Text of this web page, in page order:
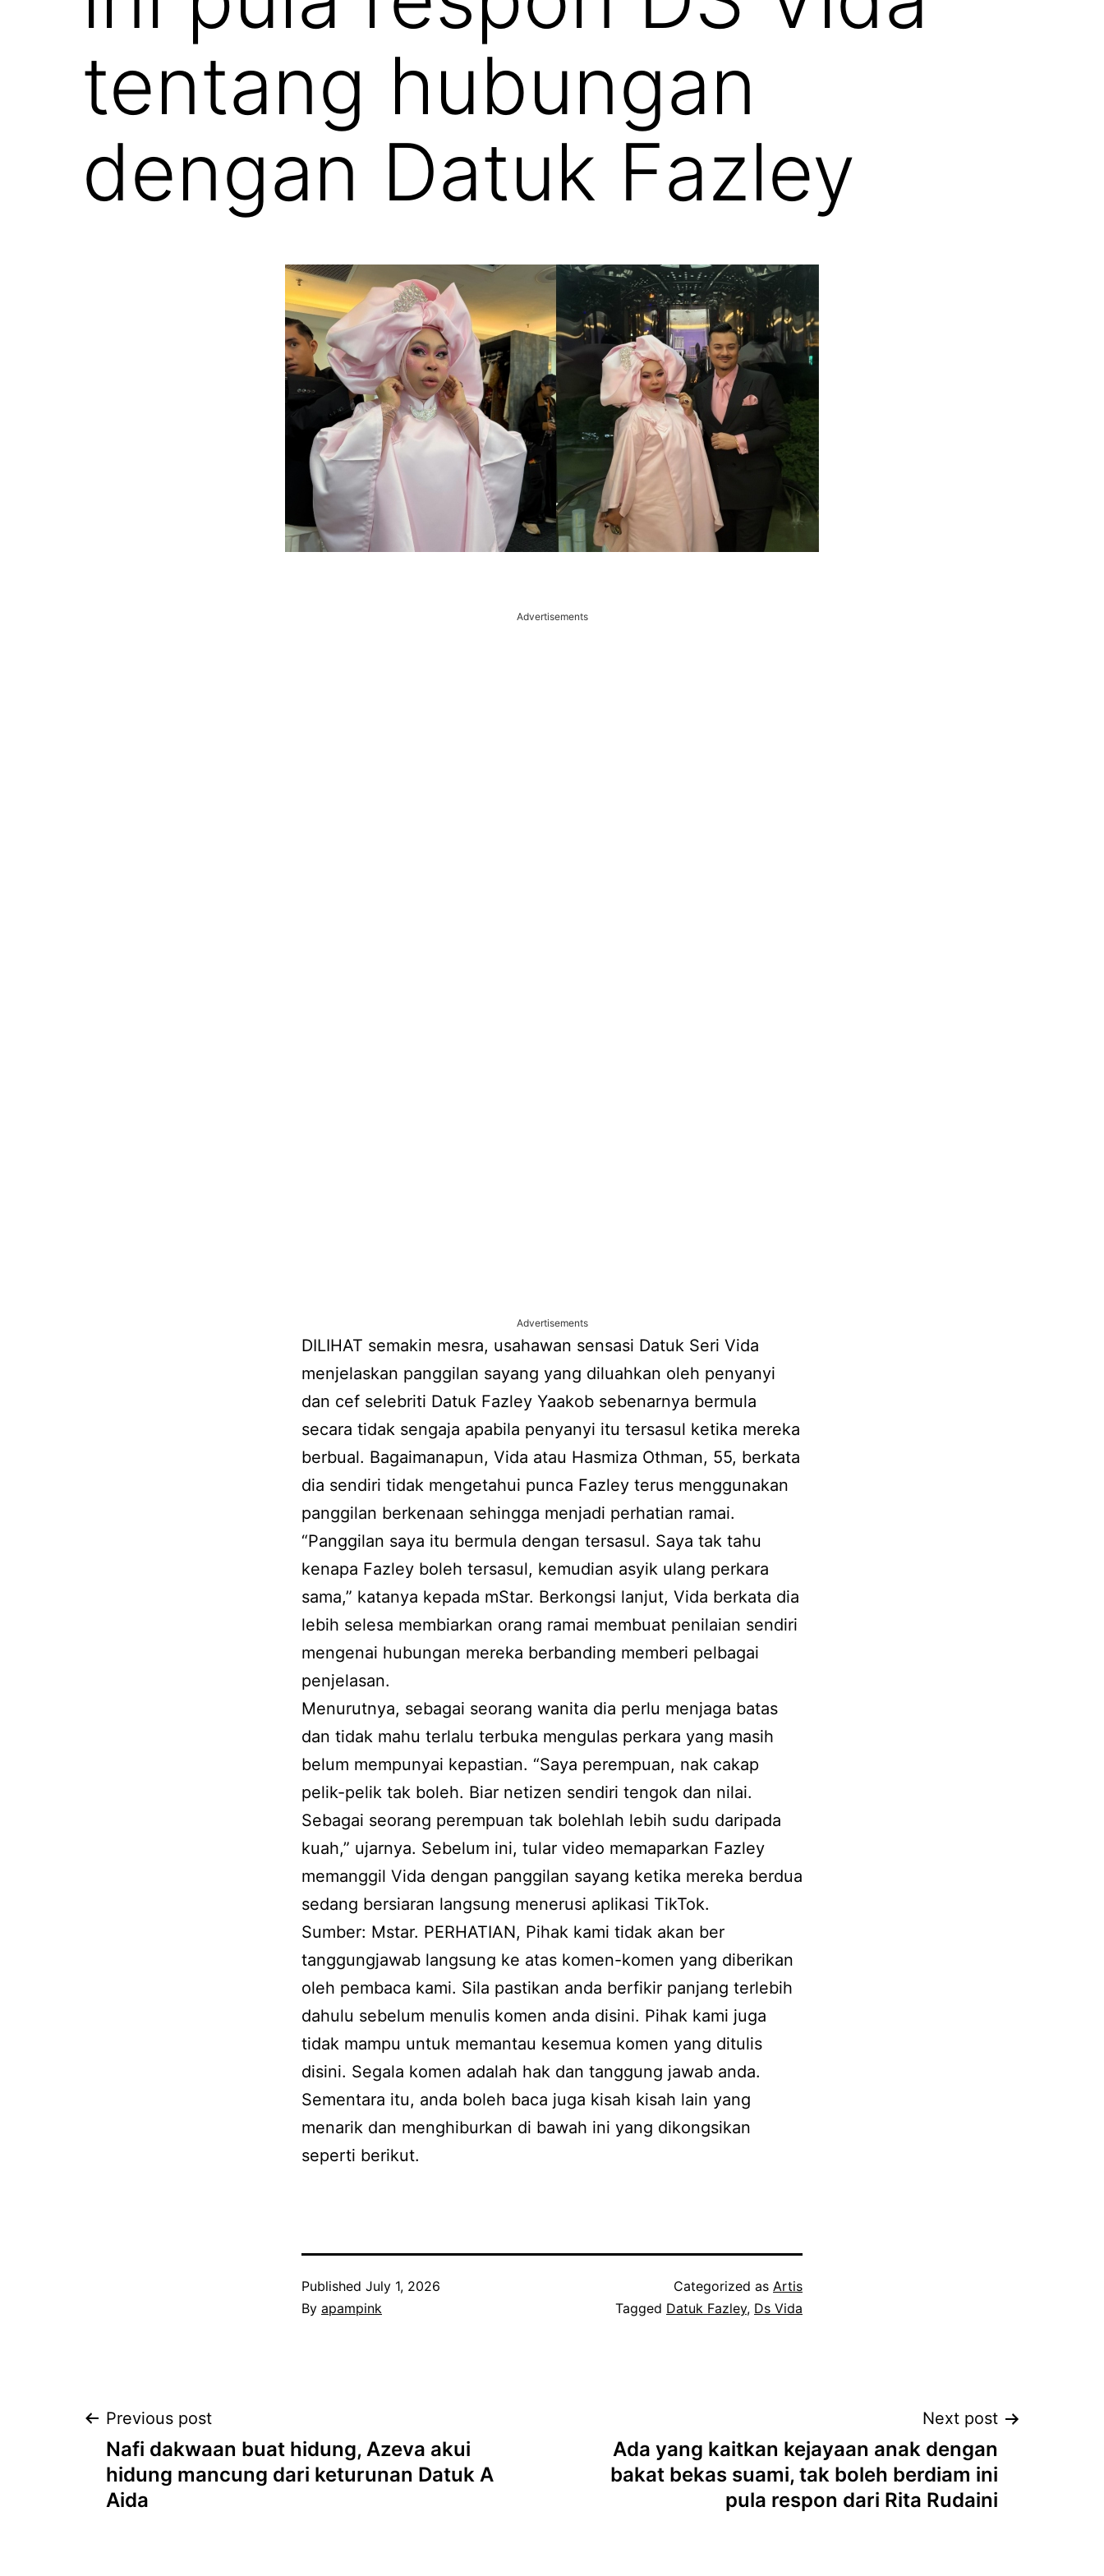
tentang hubungan
dengan Datuk Fazley
Advertisements
Advertisements
DILIHAT semakin mesra, usahawan sensasi Datuk Seri Vida
menjelaskan panggilan sayang yang diluahkan oleh penyanyi
dan cef selebriti Datuk Fazley Yaakob sebenarnya bermula
secara tidak sengaja apabila penyanyi itu tersasul ketika mereka
berbual. Bagaimanapun, Vida atau Hasmiza Othman, 55, berkata
dia sendiri tidak mengetahui punca Fazley terus menggunakan
panggilan berkenaan sehingga menjadi perhatian ramai.
“Panggilan saya itu bermula dengan tersasul. Saya tak tahu
kenapa Fazley boleh tersasul, kemudian asyik ulang perkara
sama,” katanya kepada mStar. Berkongsi lanjut, Vida berkata dia
lebih selesa membiarkan orang ramai membuat penilaian sendiri
mengenai hubungan mereka berbanding memberi pelbagai
penjelasan.
Menurutnya, sebagai seorang wanita dia perlu menjaga batas
dan tidak mahu terlalu terbuka mengulas perkara yang masih
belum mempunyai kepastian. “Saya perempuan, nak cakap
pelik-pelik tak boleh. Biar netizen sendiri tengok dan nilai.
Sebagai seorang perempuan tak bolehlah lebih sudu daripada
kuah,” ujarnya. Sebelum ini, tular video memaparkan Fazley
memanggil Vida dengan panggilan sayang ketika mereka berdua
sedang bersiaran langsung menerusi aplikasi TikTok.
Sumber: Mstar. PERHATIAN, Pihak kami tidak akan ber
tanggungjawab langsung ke atas komen-komen yang diberikan
oleh pembaca kami. Sila pastikan anda berfikir panjang terlebih
dahulu sebelum menulis komen anda disini. Pihak kami juga
tidak mampu untuk memantau kesemua komen yang ditulis
disini. Segala komen adalah hak dan tanggung jawab anda.
Sementara itu, anda boleh baca juga kisah kisah lain yang
menarik dan menghiburkan di bawah ini yang dikongsikan
seperti berikut.
Published July 1, 2026
By apampink
Categorized as Artis
Tagged Datuk Fazley, Ds Vida
Post
navigation
Previous post
Nafi dakwaan buat hidung, Azeva akui
hidung mancung dari keturunan Datuk A
Aida
Next post
Ada yang kaitkan kejayaan anak dengan
bakat bekas suami, tak boleh berdiam ini
pula respon dari Rita Rudaini